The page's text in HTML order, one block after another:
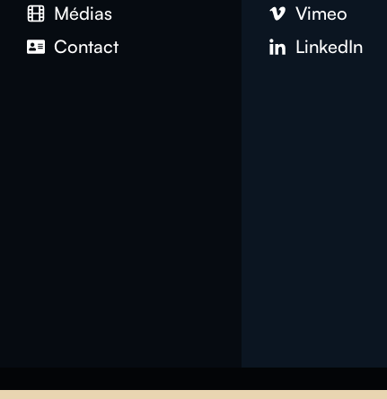
Médias
Contact
Vimeo
LinkedIn